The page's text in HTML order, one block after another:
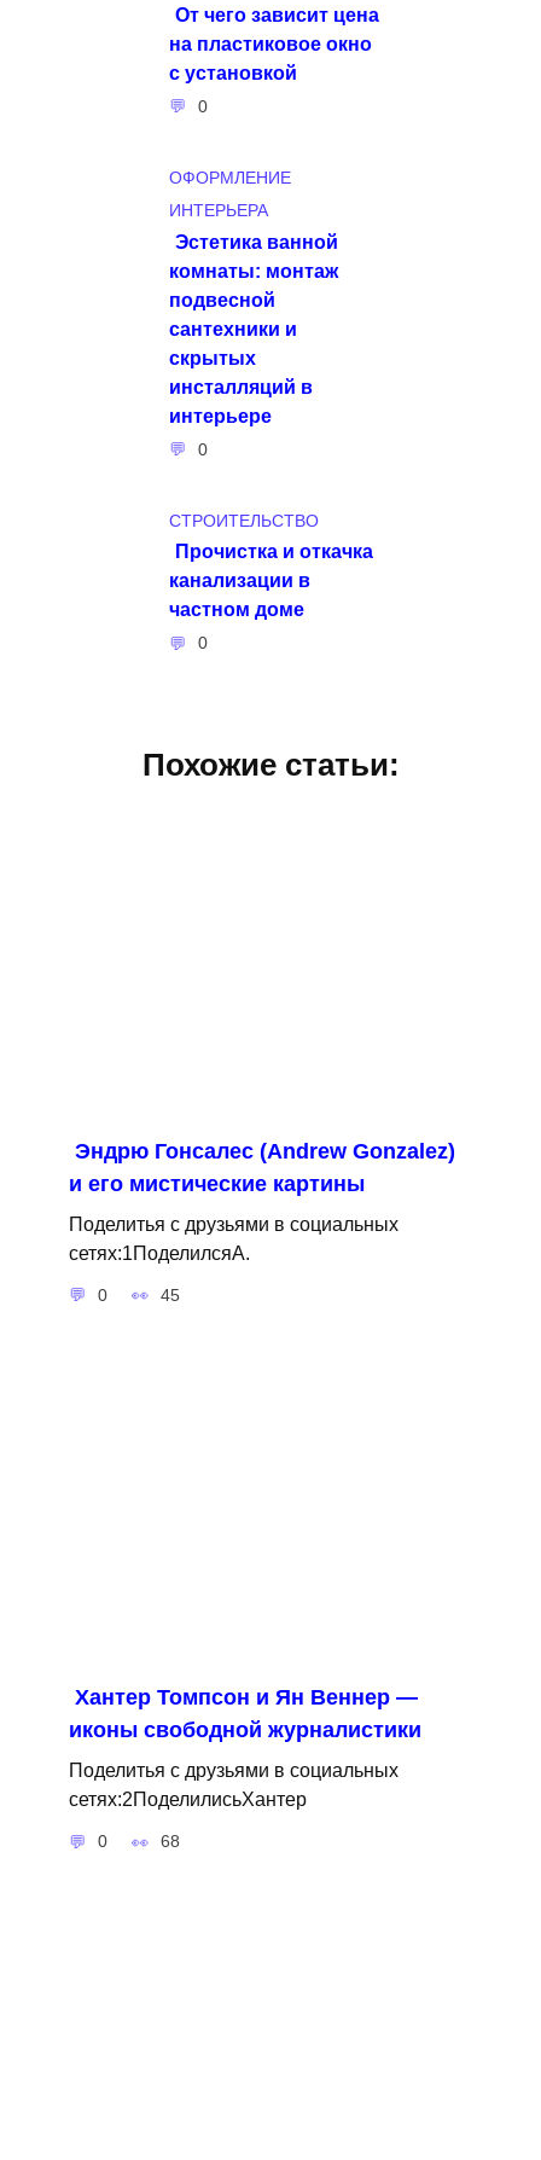
От чего зависит цена
на пластиковое окно
с установкой
0
ОФОРМЛЕНИЕ
ИНТЕРЬЕРА
Эстетика ванной
комнаты: монтаж
подвесной
сантехники и
скрытых
инсталляций в
интерьере
0
СТРОИТЕЛЬСТВО
Прочистка и откачка
канализации в
частном доме
0
Похожие статьи:
Эндрю Гонсалес (Andrew Gonzalez)
и его мистические картины
Поделитья с друзьями в социальных
сетях:1ПоделилсяA.
0 45
Хантер Томпсон и Ян Веннер —
иконы свободной журналистики
Поделитья с друзьями в социальных
сетях:2ПоделилисьХантер
0 68